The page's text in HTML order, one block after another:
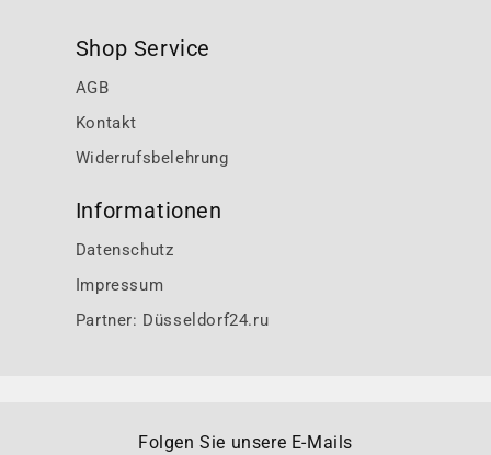
Shop Service
AGB
Kontakt
Widerrufsbelehrung
Informationen
Datenschutz
Impressum
Partner: Düsseldorf24.ru
Folgen Sie unsere E-Mails